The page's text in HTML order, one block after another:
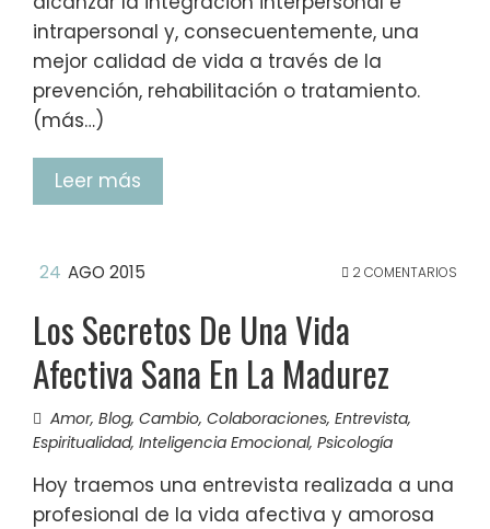
intrapersonal y, consecuentemente, una
mejor calidad de vida a través de la
prevención, rehabilitación o tratamiento.
(más…)
Leer más
24 AGO 2015 2 COMENTARIOS
Los Secretos De Una Vida
Afectiva Sana En La Madurez
Amor, Blog, Cambio, Colaboraciones, Entrevista,
Espiritualidad, Inteligencia Emocional, Psicología
Hoy traemos una entrevista realizada a una
profesional de la vida afectiva y amorosa